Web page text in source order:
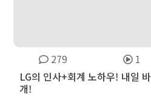
279 1
LG의 인사+회계 노하우! 내일
개!